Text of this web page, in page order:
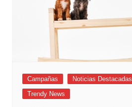
Campañas Noticias Destacadas
Trendy News